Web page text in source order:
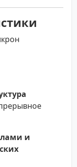
и